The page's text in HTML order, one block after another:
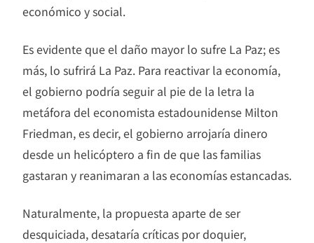
económico y social.
Es evidente que el daño mayor lo sufre La Paz; es
más, lo sufrirá La Paz. Para reactivar la economía,
el gobierno podría seguir al pie de la letra la
metáfora del economista estadounidense Milton
Friedman, es decir, el gobierno arrojaría dinero
desde un helicóptero a fin de que las familias
gastaran y reanimaran a las economías estancadas.
Naturalmente, la propuesta aparte de ser
desquiciada, desataría críticas por doquier,